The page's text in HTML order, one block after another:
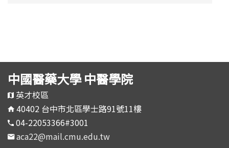
中國醫藥大學 中醫學院
英才校區
40402 台中市北區學士路91號11樓
04-22053366#3001
aca22@mail.cmu.edu.tw